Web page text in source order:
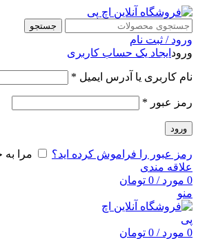
جستجو
ورود / ثبت نام
ورود ایجاد یک حساب کاربری
نام کاربری یا آدرس ایمیل *
رمز عبور *
ورود
رمز عبور را فراموش کرده اید؟
مرا به
علاقه مندی
0 مورد /
0 تومان
منو
0 مورد /
0 تومان